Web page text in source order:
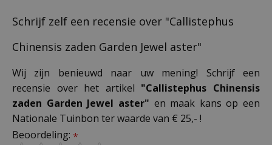
Schrijf zelf een recensie over "Callistephus
Chinensis zaden Garden Jewel aster"
Wij zijn benieuwd naar uw mening! Schrijf een
recensie over het artikel "Callistephus Chinensis
zaden Garden Jewel aster" en maak kans op een
Nationale Tuinbon ter waarde van € 25,- !
Beoordeling: *